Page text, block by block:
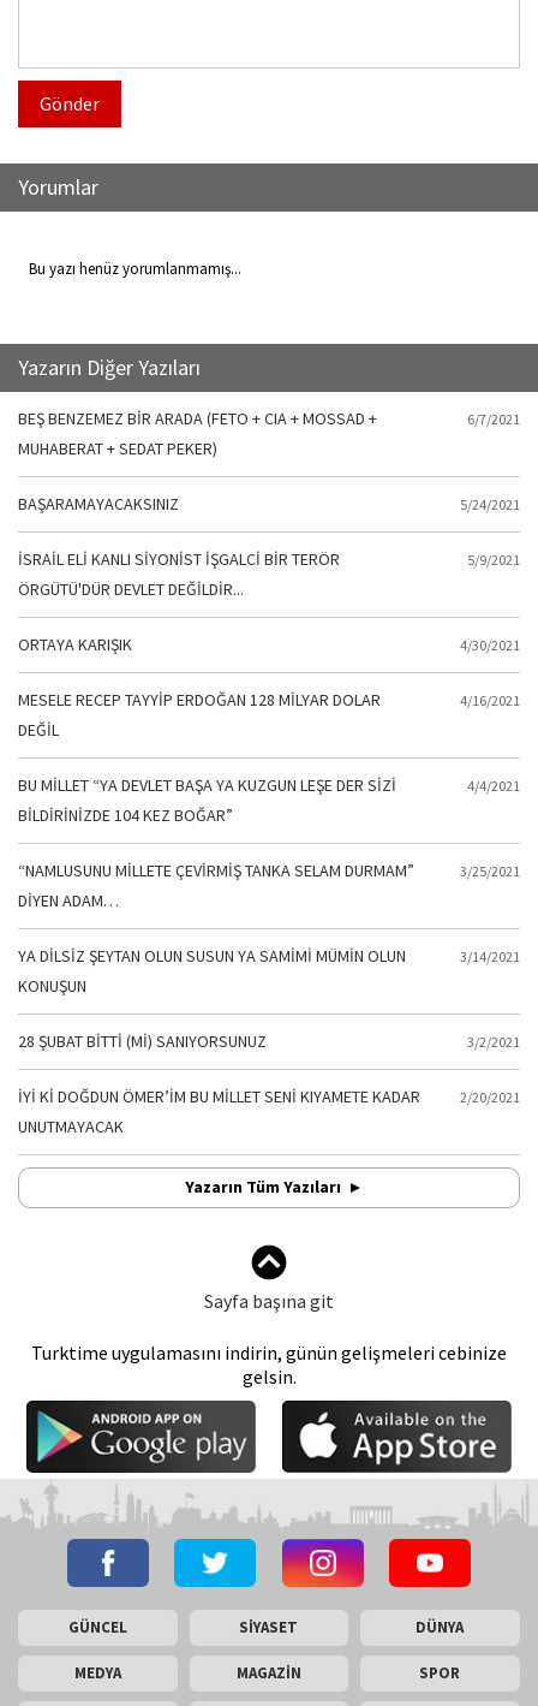
Gönder
Yorumlar
Bu yazı henüz yorumlanmamış...
Yazarın Diğer Yazıları
BEŞ BENZEMEZ BİR ARADA (FETO + CIA + MOSSAD +
MUHABERAT + SEDAT PEKER)
6/7/2021
BAŞARAMAYACAKSINIZ 5/24/2021
İSRAİL ELİ KANLI SİYONİST İŞGALCİ BİR TERÖR
ÖRGÜTÜ'DÜR DEVLET DEĞİLDİR...
5/9/2021
ORTAYA KARIŞIK 4/30/2021
MESELE RECEP TAYYİP ERDOĞAN 128 MİLYAR DOLAR
DEĞİL
4/16/2021
BU MİLLET “YA DEVLET BAŞA YA KUZGUN LEŞE DER SİZİ
BİLDİRİNİZDE 104 KEZ BOĞAR”
4/4/2021
“NAMLUSUNU MİLLETE ÇEVİRMİŞ TANKA SELAM DURMAM”
DİYEN ADAM…
3/25/2021
YA DİLSİZ ŞEYTAN OLUN SUSUN YA SAMİMİ MÜMİN OLUN
KONUŞUN
3/14/2021
28 ŞUBAT BİTTİ (Mİ) SANIYORSUNUZ 3/2/2021
İYİ Kİ DOĞDUN ÖMER’İM BU MİLLET SENİ KIYAMETE KADAR
UNUTMAYACAK
2/20/2021
Yazarın Tüm Yazıları
Sayfa başına git
Turktime uygulamasını indirin, günün gelişmeleri cebinize
gelsin.
GÜNCEL SİYASET DÜNYA
MEDYA MAGAZİN SPOR